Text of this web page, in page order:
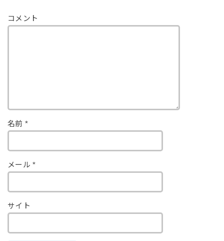
コメント
名前 *
メール*
サイト